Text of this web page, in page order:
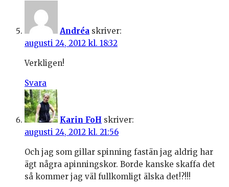
Andréa skriver:
augusti 24, 2012 kl. 18:32
Verkligen!
Svara
Karin FoH skriver:
augusti 24, 2012 kl. 21:56
Och jag som gillar spinning fastän jag aldrig har
ägt några apinningskor. Borde kanske skaffa det
så kommer jag väl fullkomligt älska det!?!!!